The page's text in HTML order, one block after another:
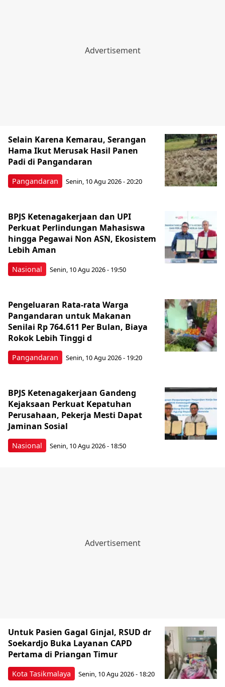
Pangandaran
Selain Karena Kemarau, Serangan
Hama Ikut Merusak Hasil Panen
Padi di Pangandaran
Senin, 10 Agu 2026 - 20:20
Nasional
BPJS Ketenagakerjaan dan UPI
Perkuat Perlindungan Mahasiswa
hingga Pegawai Non ASN, Ekosistem
Lebih Aman
Senin, 10 Agu 2026 - 19:50
Pangandaran
Pengeluaran Rata-rata Warga
Pangandaran untuk Makanan
Senilai Rp 764.611 Per Bulan, Biaya
Rokok Lebih Tinggi d
Senin, 10 Agu 2026 - 19:20
Nasional
BPJS Ketenagakerjaan Gandeng
Kejaksaan Perkuat Kepatuhan
Perusahaan, Pekerja Mesti Dapat
Jaminan Sosial
Senin, 10 Agu 2026 - 18:50
Kota Tasikmalaya
Untuk Pasien Gagal Ginjal, RSUD dr
Soekardjo Buka Layanan CAPD
Pertama di Priangan Timur
Senin, 10 Agu 2026 - 18:20